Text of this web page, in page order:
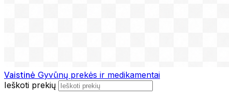
Vaistinė Gyvūnų prekės ir medikamentai
Ieškoti prekių